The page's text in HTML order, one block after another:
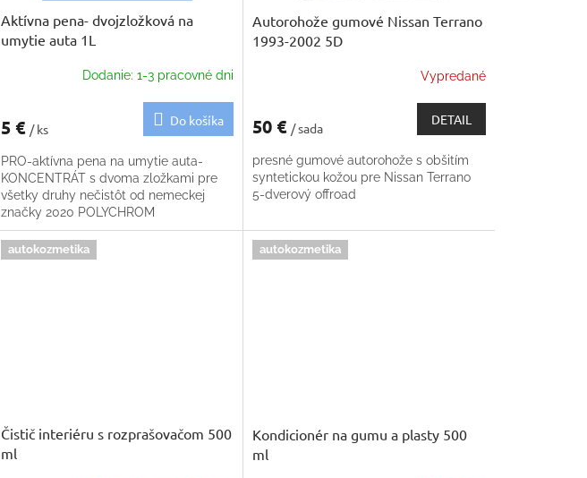
Aktívna pena- dvojzložková na
umytie auta 1L
Dodanie: 1-3 pracovné dni
5 € / ks
Do košíka
PRO-aktívna pena na umytie auta-
KONCENTRÁT s dvoma zložkami pre
všetky druhy nečistôt od nemeckej
značky 2020 POLYCHROM
Autorohože gumové Nissan Terrano
1993-2002 5D
Vypredané
50 € / sada
DETAIL
presné gumové autorohože s obšitím
syntetickou kožou pre Nissan Terrano
5-dverový offroad
autokozmetika
Čistič interiéru s rozprašovačom 500
ml
autokozmetika
Kondicionér na gumu a plasty 500
ml